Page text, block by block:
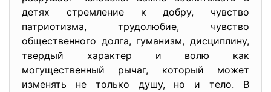
детях стремление к добру, чувство
патриотизма, трудолюбие, чувство
общественного долга, гуманизм, дисциплину,
твердый характер и волю как
могущественный рычаг, который может
изменять не только душу, но и тело. В